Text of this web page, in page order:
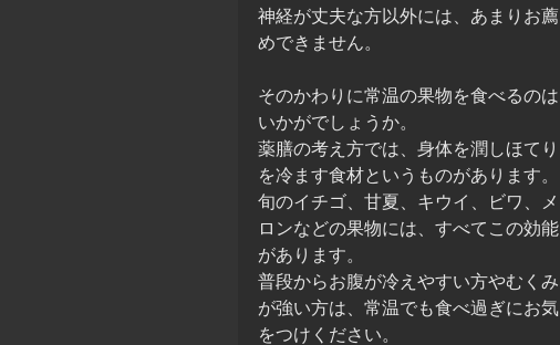
神経が丈夫な方以外には、あまりお薦
めできません。
そのかわりに常温の果物を食べるのは
いかがでしょうか。
薬膳の考え方では、身体を潤しほてり
を冷ます食材というものがあります。
旬のイチゴ、甘夏、キウイ、ビワ、メ
ロンなどの果物には、すべてこの効能
があります。
普段からお腹が冷えやすい方やむくみ
が強い方は、常温でも食べ過ぎにお気
をつけください。